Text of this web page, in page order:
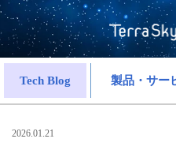
Tech Blog 製品・サー
2026.01.21